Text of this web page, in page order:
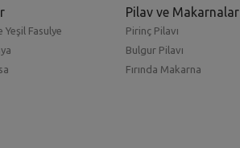
Yeşil Fasulye
Pilav ve Makarnalar
Pirinç Pilavı
Bulgur Pilavı
Fırında Makarna